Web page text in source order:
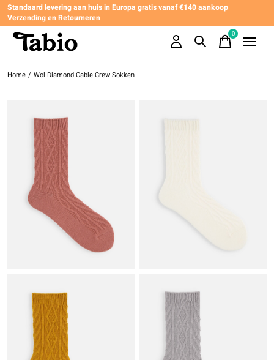
Standaard levering aan huis in Europa gratis vanaf €140 aankoop
Verzending en Retourneren
0items
Home / Wol Diamond Cable Crew Sokken